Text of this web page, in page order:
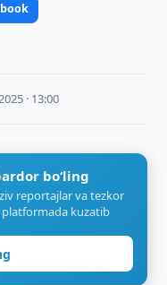
· 13:00
bo‘ling
reportajlar va tezkor
platformada kuzatib